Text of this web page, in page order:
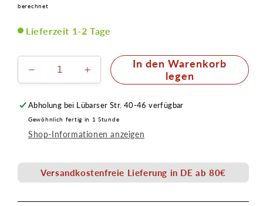
berechnet
Lieferzeit 1-2 Tage
Verringere
die
Menge
für
Hydro-
Abschmink-
100ml
Erhöhe
die
Menge
für
Hydro-
Abschmink-
100ml
In den Warenkorb
legen
Abholung bei Lübarser Str. 40-46 verfügbar
Gewöhnlich fertig in 1 Stunde
Shop-Informationen anzeigen
Versandkostenfreie Lieferung in DE ab 80€